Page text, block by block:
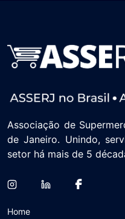
Associação de
de Janeiro. Unindo,
setor há mais de 5
Home